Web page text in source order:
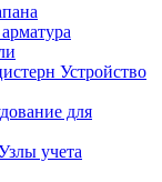
Устройство
для
учета